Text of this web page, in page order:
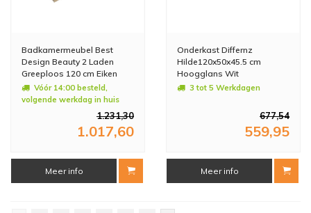
Badkamermeubel Best
Design Beauty 2 Laden
Greeploos 120 cm Eiken
Zonder Wastafel
Vóór 14:00 besteld,
volgende werkdag in huis
1.231,30
1.017,60
Meer info
Onderkast Differnz
Hilde120x50x45.5 cm
Hoogglans Wit
3 tot 5 Werkdagen
677,54
559,95
Meer info